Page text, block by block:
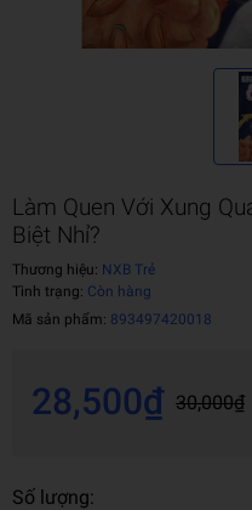
Làm Quen Với Xung
Biệt Nhỉ?
Thương hiệu: NXB Trẻ
Tình trạng: Còn hàng
Mã sản phẩm: 893497420018
28,500₫ 30,000₫
Số lượng: